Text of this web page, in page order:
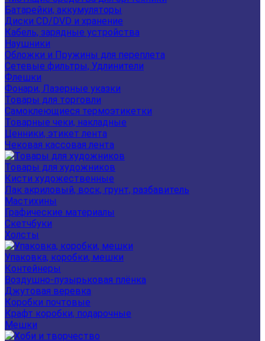
Батарейки, аккумуляторы
Диски CD/DVD и хранение
Кабель, зарядные устройства
Наушники
Обложки и Пружины для переплета
Сетевые фильтры, Удлинители
Флешки
Фонари, Лазерные указки
Товары для торговли
Самоклеющиеся термоэтикетки
Товарные чеки, накладные
Ценники, этикет лента
Чековая кассовая лента
Товары для художников
Кисти художественные
Лак акриловый, воск, грунт, разбавитель
Мастихины
Графические материалы
Скетчбуки
Холсты
Упаковка, коробки, мешки
Контейнеры
Воздушно-пузырьковая плёнка
Джутовая веревка
Коробки почтовые
Крафт коробки, подарочные
Мешки